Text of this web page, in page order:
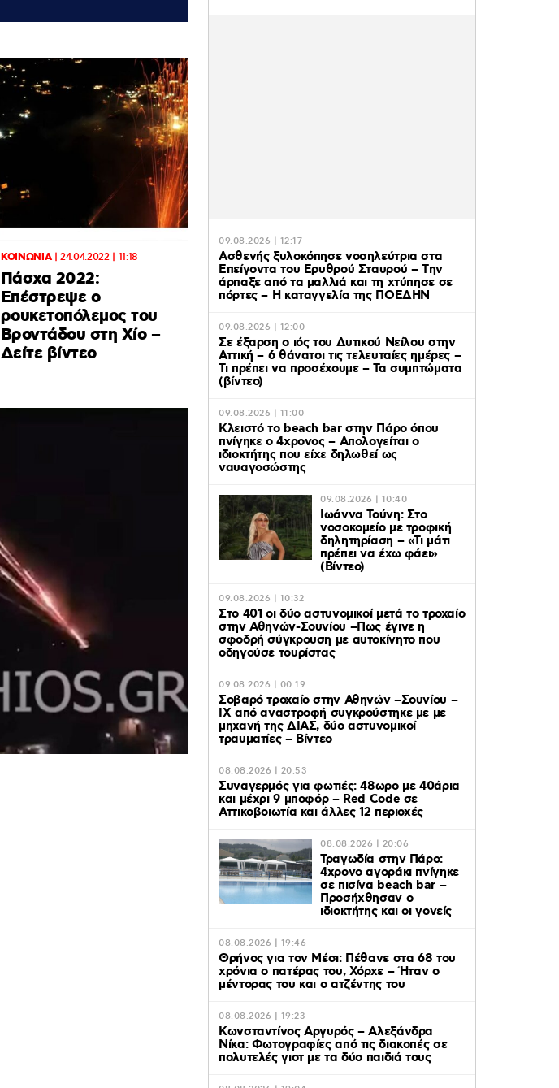
ΚΟΙΝΩΝΙΑ|24.04.2022 | 11:18
Πάσχα 2022:
Επέστρεψε ο
ρουκετοπόλεμος του
Βροντάδου στη Χίο –
Δείτε βίντεο
09.08.2026 | 12:17
Ασθενής ξυλοκόπησε νοσηλεύτρια στα
Επείγοντα του Ερυθρού Σταυρού – Tην
άρπαξε από τα μαλλιά και τη χτύπησε σε
πόρτες – Η καταγγελία της ΠΟΕΔΗΝ
09.08.2026 | 12:00
Σε έξαρση ο ιός του Δυτικού Νείλου στην
Αττική – 6 θάνατοι τις τελευταίες ημέρες –
Τι πρέπει να προσέχουμε – Τα συμπτώματα
(βίντεο)
09.08.2026 | 11:00
Κλειστό το beach bar στην Πάρο όπου
πνίγηκε ο 4χρονος – Απολογείται ο
ιδιοκτήτης που είχε δηλωθεί ως
ναυαγοσώστης
09.08.2026 | 10:40
Ιωάννα Τούνη: Στο
νοσοκομείο με τροφική
δηλητηρίαση – «Τι μάτι
πρέπει να έχω φάει»
(Βίντεο)
09.08.2026 | 10:32
Στο 401 οι δύο αστυνομικοί μετά το τροχαίο
στην Αθηνών-Σουνίου –Πως έγινε η
σφοδρή σύγκρουση με αυτοκίνητο που
οδηγούσε τουρίστας
09.08.2026 | 00:19
Σοβαρό τροχαίο στην Αθηνών –Σουνίου –
ΙΧ από αναστροφή συγκρούστηκε με με
μηχανή της ΔΙΑΣ, δύο αστυνομικοί
τραυματίες – Βίντεο
08.08.2026 | 20:53
Συναγερμός για φωτιές: 48ωρο με 40άρια
και μέχρι 9 μποφόρ – Red Code σε
Αττικοβοιωτία και άλλες 12 περιοχές
08.08.2026 | 20:06
Τραγωδία στην Πάρο:
4χρονο αγοράκι πνίγηκε
σε πισίνα beach bar –
Προσήχθησαν ο
ιδιοκτήτης και οι γονείς
08.08.2026 | 19:46
Θρήνος για τον Μέσι: Πέθανε στα 68 του
χρόνια ο πατέρας του, Χόρχε – Ήταν ο
μέντορας του και ο ατζέντης του
08.08.2026 | 19:23
Κωνσταντίνος Αργυρός – Αλεξάνδρα
Νίκα: Φωτογραφίες από τις διακοπές σε
πολυτελές γιοτ με τα δύο παιδιά τους